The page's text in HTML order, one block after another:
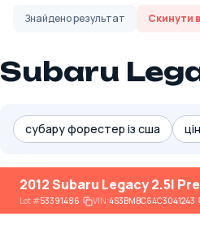
Знайденорезультат Скинути
Subaru
субару форестер із сша
2012 Subaru Legacy 2.5I
Lot#53391486 VIN:4S3BMBC64C3041243